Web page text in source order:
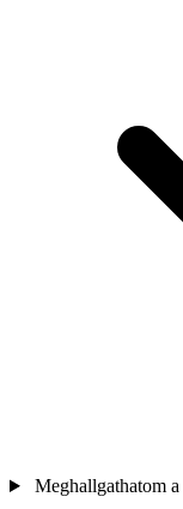
Meghallgathatom